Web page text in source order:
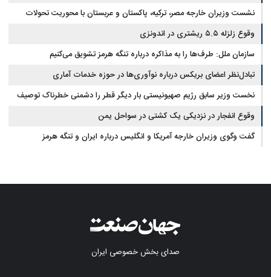
نشست وزیران خارجه مصر، ترکیه، پاکستان و عربستان با محوریت تحولات
منطقه
وقوع زلزله ۵.۵ ریشتری در اندونزی
سازمان ملل: طرف‌ها را به مذاکره درباره تنگه هرمز تشویق می‌کنیم
تبادل‌نظر اعضای بریکس درباره نوآوری‌ها در حوزه خدمات آماری
نخست وزیر سابق رژیم صهیونیستی بار دیگر قطر را دشمنی خطرناک توصیف
کردوقوع انفجار در نزدیکی یک کشتی در سواحل یمن
گفت وگوی وزیران خارجه آمریکا و انگلیس درباره ایران و تنگه هرمز
صدای بخش خصوصی ایران